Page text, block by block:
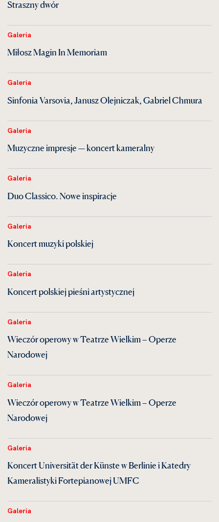
Straszny dwór
Galeria
Miłosz Magin In Memoriam
Galeria
Sinfonia Varsovia, Janusz Olejniczak, Gabriel Chmura
Galeria
Muzyczne impresje — koncert kameralny
Galeria
Duo Classico. Nowe inspiracje
Galeria
Koncert muzyki polskiej
Galeria
Koncert polskiej pieśni artystycznej
Galeria
Wieczór operowy w Teatrze Wielkim – Operze
Narodowej
Galeria
Wieczór operowy w Teatrze Wielkim – Operze
Narodowej
Galeria
Koncert Universität der Künste w Berlinie i Katedry
Kameralistyki Fortepianowej UMFC
Galeria